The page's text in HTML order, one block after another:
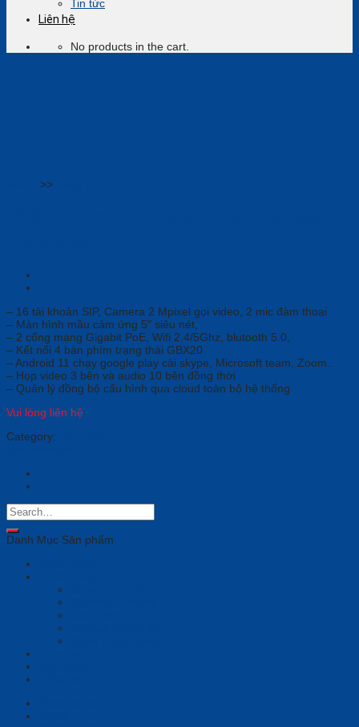
Tin tức
Liên hệ
No products in the cart.
>>
– 16 tài khoản SIP, Camera 2 Mpixel gọi video, 2 mic đàm thoại
– Màn hình mầu cảm ứng 5″ siêu nét,
– 2 cổng mạng Gigabit PoE, Wifi 2.4/5Ghz, blutooth 5.0,
– Kết nối 4 bàn phím trạng thái GBX20
– Android 11 chạy google play cài skype, Microsoft team, Zoom..
– Họp video 3 bên và audio 10 bên đồng thời
– Quản lý đồng bộ cấu hình qua cloud toàn bộ hệ thống
Vui lòng liên hệ
Category:
Danh Mục Sản phẩm